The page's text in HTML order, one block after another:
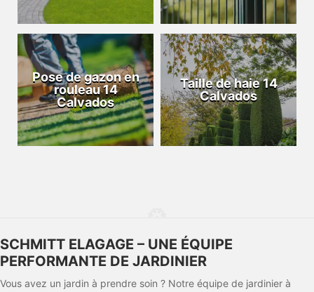
Pose de gazon en
rouleau 14
Calvados
Taille de haie 14
Calvados
SCHMITT ELAGAGE – UNE ÉQUIPE
PERFORMANTE DE JARDINIER
Vous avez un jardin à prendre soin ? Notre équipe de jardinier à